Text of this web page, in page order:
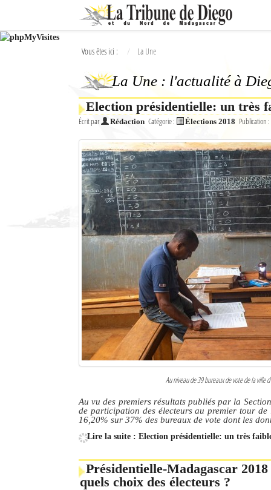
Ok
L'actualité à Diego Suarez
Le Nord de Madagascar
Vous êtes ici : La Une
La Une : l'actualité à
Election présidentielle: un très
Écrit par Rédaction Catégorie : Élections 2018 Publication :
Au niveau de 39 bureaux de vote de la ville
Au vu des premiers résultats publiés par la
de participation des électeurs au premier tour
16,20% sur 37% des bureaux de vote dont les
Lire la suite : Election présidentielle: un très
Présidentielle-Madagascar
quels choix des électeurs ?